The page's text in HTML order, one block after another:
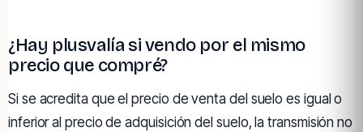
¿Hay plusvalía si vendo por el mismo
precio que compré?
Si se acredita que el precio de venta del suelo es igual o
inferior al precio de adquisición del suelo, la transmisión no